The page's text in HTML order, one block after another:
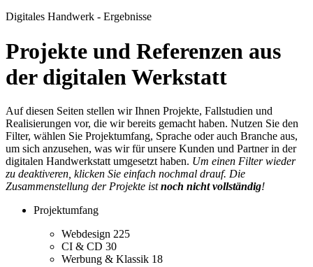
Digitales Handwerk - Ergebnisse
Projekte und Referenzen aus
der digitalen Werkstatt
Auf diesen Seiten stellen wir Ihnen Projekte, Fallstudien und
Realisierungen vor, die wir bereits gemacht haben. Nutzen Sie den
Filter, wählen Sie Projektumfang, Sprache oder auch Branche aus,
um sich anzusehen, was wir für unsere Kunden und Partner in der
digitalen Handwerkstatt umgesetzt haben. Um einen Filter wieder
zu deaktiveren, klicken Sie einfach nochmal drauf. Die
Zusammenstellung der Projekte istnoch nicht vollständig!
Projektumfang
Webdesign 225
CI & CD 30
Werbung & Klassik 18